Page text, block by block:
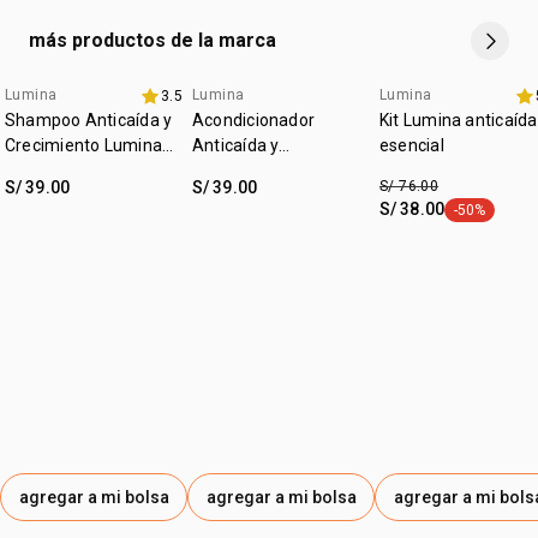
más productos de la marca
Lumina 3.5
Shampoo Anticaída y
Crecimiento Lumina
S/ 39.00
agregar a mi bolsa
+20% off
Lumina
Acondicionador
Anticaída y
300ml
S/ 39.00
agregar a mi bolsa
set online
Lumina
Kit Lumina anticaída
esencial
S/ 76.00
S/ 38.00 etiqueta -
-50%
agregar a mi